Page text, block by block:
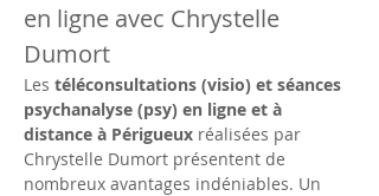
en ligne avec Chrystelle
Dumort
Les téléconsultations (visio) et séances
psychanalyse (psy) en ligne et à
distance à Périgueux réalisées par
Chrystelle Dumort présentent de
nombreux avantages indéniables. Un